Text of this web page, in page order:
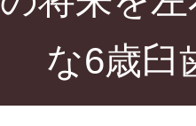
な6歳臼